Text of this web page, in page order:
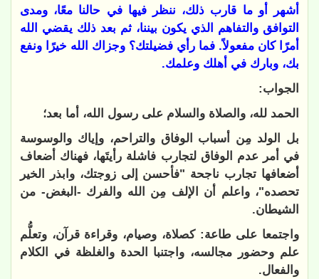
أشهر أو ما قارب ذلك، ننظر فيها في حالنا معًا، ومدى
التوافق والتفاهم الذي يكون بيننا، ثم بعد ذلك يقضي الله
أمرًا كان مفعولاً. فما رأي فضيلتك؟ وجزاك الله خيرًا ونفع
بك، وبارك في أهلك وعلمك.
الجواب:
الحمد لله، والصلاة والسلام على رسول الله، أما بعد؛
بل الولد مِن أسباب الوفاق والتراحم، وإياك والوسوسة
في أمر عدم الوفاق لتجارب فاشلة رأيتَها، فهناك أضعاف
أضعافها تجارب ناجحة "فأحسن إلى زوجتك، وابذر الخير
تحصده"، واعلم أن الإلف مِن الله والفرك -البغض- من
الشيطان.
واجتمعا على طاعة: كصلاة، وصيام، وقراءة قرآن، وتعلُّم
علم وحضور مجالسه، واجتنبا الحدة والغلظة في الكلام
والفعال.